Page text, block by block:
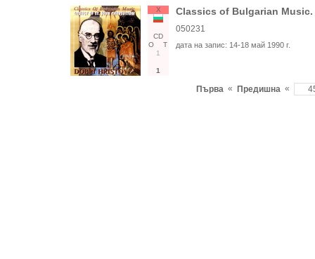
Х
CD
О
Т
1
1
Classics of Bulgarian
050231
дата на запис: 14-18 май 1990 г.
Първа « Предишна «